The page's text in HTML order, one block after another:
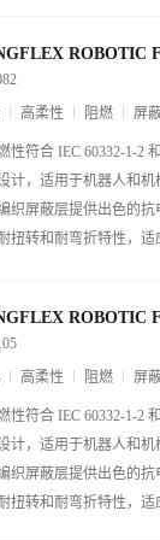
ROBOTIC
高柔性 阻燃 屏
性符合 IEC 60332-1-2
计，适用于机器人和
织屏蔽层提供出色的抗
扭转和耐弯折特性，
ROBOTIC
高柔性 阻燃 屏
性符合 IEC 60332-1-2
计，适用于机器人和
织屏蔽层提供出色的抗
扭转和耐弯折特性，